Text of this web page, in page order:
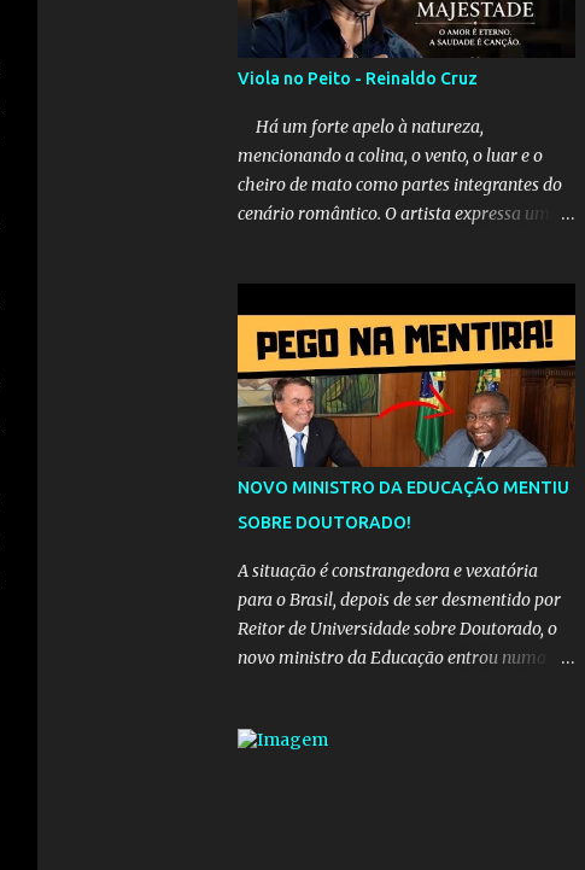
Viola no Peito - Reinaldo Cruz
Há um forte apelo à natureza,
mencionando a colina, o vento, o luar e o
cheiro de mato como partes integrantes do
cenário romântico. O artista expressa uma
da "estrada comprida", quem carrega amor
na vida sempre encontra o seu caminho e
destino. Reinaldo Cruz enfatiza que seu
coração nasceu para ela e que continuará
esperando enquanto houver canções para
entoar. A obra conclui como uma promessa
de fidelidade e esperança no reencontro,
unindo a tradição da viola com o sentimento
universal do amor. No geral, o vídeo
apresenta uma narrativa lírica sobre a
persistência do afeto através do tempo e do
espaço. YouTube YouTube YouTube
NOVO MINISTRO DA EDUCAÇÃO MENTIU
SOBRE DOUTORADO!
A situação é constrangedora e vexatória
para o Brasil, depois de ser desmentido por
Reitor de Universidade sobre Doutorado, o
novo ministro da Educação entrou numa
para pasta, passou a ser vista como algo